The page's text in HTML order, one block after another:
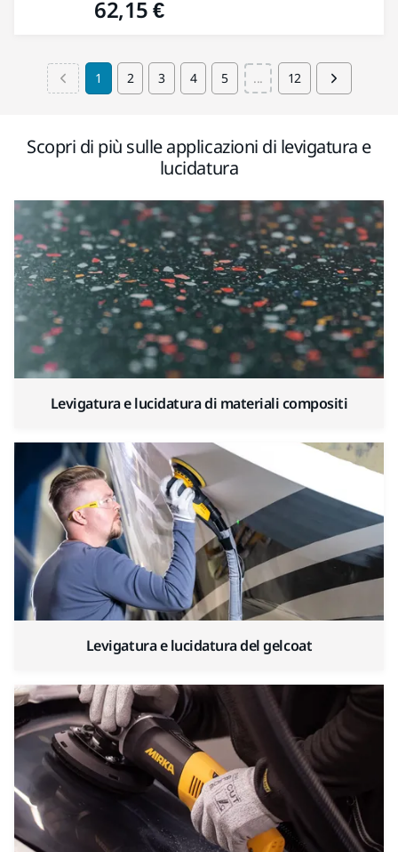
62,15 €
1 2 3 4 5 ... 12
Scopri di più sulle applicazioni di levigatura e
lucidatura
Levigatura e lucidatura di materiali compositi
Levigatura e lucidatura del gelcoat